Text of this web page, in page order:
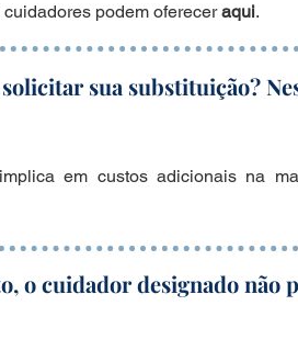
podem ofereceraqui.
sua substituição?
em custos adicionais na
o cuidador designado não